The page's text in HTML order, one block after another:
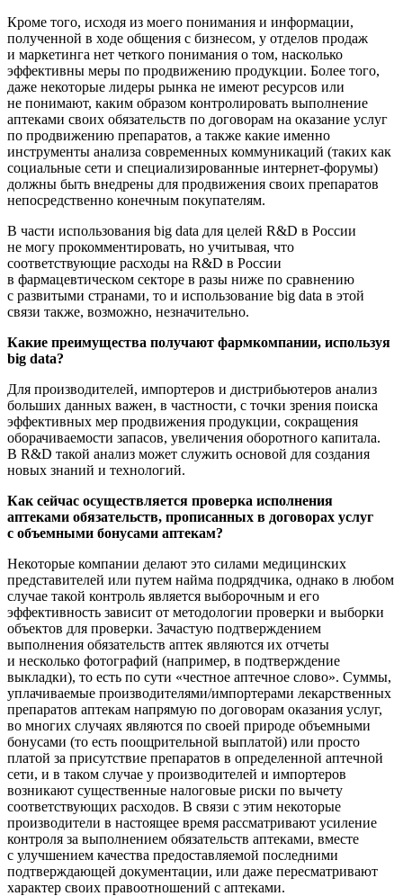
Кроме того, исходя из моего понимания и информации,
полученной в ходе общения с бизнесом, у отделов продаж
и маркетинга нет четкого понимания о том, насколько
эффективны меры по продвижению продукции. Более того,
даже некоторые лидеры рынка не имеют ресурсов или
не понимают, каким образом контролировать выполнение
аптеками своих обязательств по договорам на оказание услуг
по продвижению препаратов, а также какие именно
инструменты анализа современных коммуникаций (таких как
социальные сети и специализированные интернет-форумы)
должны быть внедрены для продвижения своих препаратов
непосредственно конечным покупателям.
В части использования big data для целей R&D в России
не могу прокомментировать, но учитывая, что
соответствующие расходы на R&D в России
в фармацевтическом секторе в разы ниже по сравнению
с развитыми странами, то и использование big data в этой
связи также, возможно, незначительно.
Какие преимущества получают фармкомпании, используя
big data?
Для производителей, импортеров и дистрибьютеров анализ
больших данных важен, в частности, с точки зрения поиска
эффективных мер продвижения продукции, сокращения
оборачиваемости запасов, увеличения оборотного капитала.
В R&D такой анализ может служить основой для создания
новых знаний и технологий.
Как сейчас осуществляется проверка исполнения
аптеками обязательств, прописанных в договорах услуг
с объемными бонусами аптекам?
Некоторые компании делают это силами медицинских
представителей или путем найма подрядчика, однако в любом
случае такой контроль является выборочным и его
эффективность зависит от методологии проверки и выборки
объектов для проверки. Зачастую подтверждением
выполнения обязательств аптек являются их отчеты
и несколько фотографий (например, в подтверждение
выкладки), то есть по сути «честное аптечное слово». Суммы,
уплачиваемые производителями/импортерами лекарственных
препаратов аптекам напрямую по договорам оказания услуг,
во многих случаях являются по своей природе объемными
бонусами (то есть поощрительной выплатой) или просто
платой за присутствие препаратов в определенной аптечной
сети, и в таком случае у производителей и импортеров
возникают существенные налоговые риски по вычету
соответствующих расходов. В связи с этим некоторые
производители в настоящее время рассматривают усиление
контроля за выполнением обязательств аптеками, вместе
с улучшением качества предоставляемой последними
подтверждающей документации, или даже пересматривают
характер своих правоотношений с аптеками.